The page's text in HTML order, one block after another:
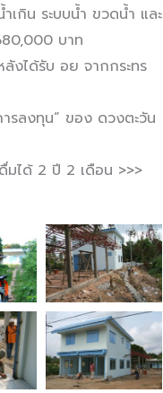
เกิน ระบบน้ำ ขวดน้ำ และ
บาท
งได้รับ อย จากกระทร
รลงทุน” ของ ดวงตะวัน
ดื่มได้ 2 ปี 2 เดือน >>>